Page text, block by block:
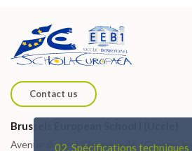
Contact us
Brussels European School I (Uccle)
Avenue du Vert Chasseur 46 / Groene
02. Spécifications techniques